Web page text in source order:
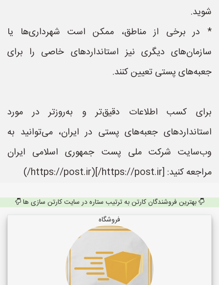
شوید.
* در برخی از مناطق، ممکن است شهرداری‌ها یا
سازمان‌های دیگری نیز استانداردهای خاصی را برای
جعبه‌های پستی تعیین کنند.
برای کسب اطلاعات دقیق‌تر و به‌روزتر در مورد
استانداردهای جعبه‌های پستی در ایران، می‌توانید به
وب‌سایت شرکت ملی پست جمهوری اسلامی ایران
مراجعه کنید: [https://post.ir/](https://post.ir/)
بهترین فروشندگان کارتن به ترتیب ستاره در سایت کارتن سازی ها
فروشگاه